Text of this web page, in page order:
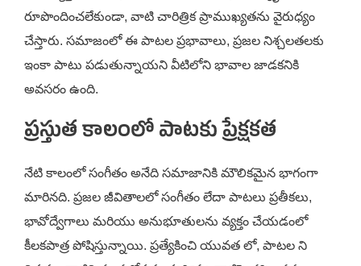
రూపొందించలేకుండా, వాటి చారిత్రిక ప్రాముఖ్యతను వైరుధ్యం
చేస్తారు. సమాజంలో ఈ పాటల ప్రభావాలు, ప్రజల నిశ్చ‌లతలకు
ఇంకా పాటు పడుతున్నాయని వీటిలోని భావాల జాడకనికి
అవసరం ఉంది.
ప్రస్తుత కాలంలో పాటకు ప్రేక్షకత
నేటి కాలంలో సంగీతం అనేది సమాజానికి మౌలికమైన భాగంగా
మారినది. ప్రజల జీవితాలలో సంగీతం లేదా పాటలు ప్రతీకలు,
భావోద్వేగాలు మరియు అనుభూతులను వ్యక్తం చేయడంలో
కీలకపాత్ర పోషిస్తున్నాయి. ప్రత్యేకించి యువత లో, పాటల ని